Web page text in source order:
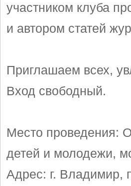
участником клуба
и автором статей
Приглашаем всех,
Вход свободный.
Место проведения:
детей и молодежи,
Адрес: г. Владимир,